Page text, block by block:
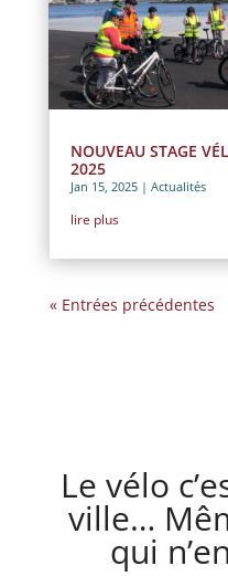
NOUVEAU STAGE
2025
Jan 15, 2025| Actualités
lire plus
« Entrées précédentes
Le vélo
ville…
qui